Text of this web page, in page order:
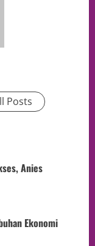
Posts
Anies
Ekonomi